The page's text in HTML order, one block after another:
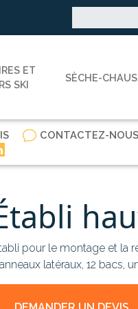
ET
SKI
SÈCHE-
CONTACTEZ-NOUS
pour le montage et la
latéraux, 12 bacs,